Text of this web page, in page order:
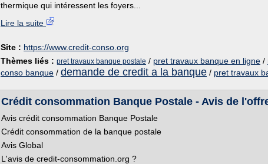
thermique qui intéressent les foyers...
Lire la suite
Site : https://www.credit-conso.org
Thèmes liés : pret travaux banque postale / pret travaux banque en ligne /
conso banque / demande de credit a la banque / pret travaux
Crédit consommation Banque Postale - Avis de
Avis crédit consommation Banque Postale
Crédit consommation de la banque postale
Avis Global
L'avis de credit-consommation.org ?